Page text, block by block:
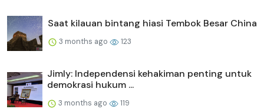
Saat kilauan bintang hiasi Tembok Besar China
3 months ago 123
Jimly: Independensi kehakiman penting untuk
demokrasi hukum ...
3 months ago 119